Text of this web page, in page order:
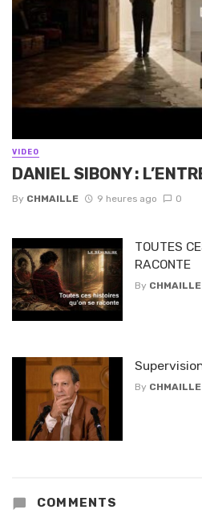
VIDEO
DANIEL SIBONY :
By CHMAILLE 9 heures ago 0
TOUTES
RACONTE
By CHMAILLE
By CHMAILLE
COMMENTS